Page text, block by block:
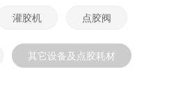
灌胶机 点胶阀
其它设备及点胶耗材